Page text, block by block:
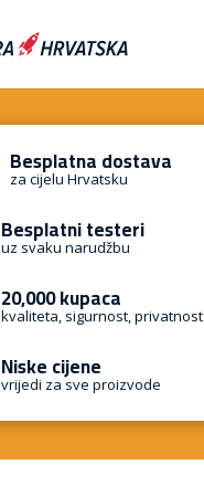
Besplatna dostava
za cijelu Hrvatsku
Besplatni testeri
uz svaku narudžbu
20,000 kupaca
kvaliteta, sigurnost, privatnost
Niske cijene
vrijedi za sve proizvode